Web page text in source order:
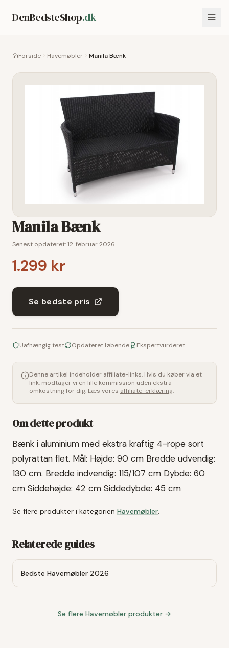
DenBedsteShop.dk
Forside Havemøbler Manila Bænk
Manila Bænk
Senest opdateret:12. februar 2026
1.299 kr
Se bedste pris
Uafhængig test Opdateret løbende Ekspertvurderet
Denne artikel indeholder affiliate-links. Hvis du køber via et
link, modtager vi en lille kommission uden ekstra
omkostning for dig. Læs vores affiliate-erklæring.
Om dette produkt
Bænk i aluminium med ekstra kraftig 4-rope sort
polyrattan flet. Mål: Højde: 90 cm Bredde udvendig:
130 cm. Bredde indvendig: 115/107 cm Dybde: 60
cm Siddehøjde: 42 cm Siddedybde: 45 cm
Se flere produkter i kategorien Havemøbler.
Relaterede guides
Bedste Havemøbler 2026
Se flere Havemøbler produkter →